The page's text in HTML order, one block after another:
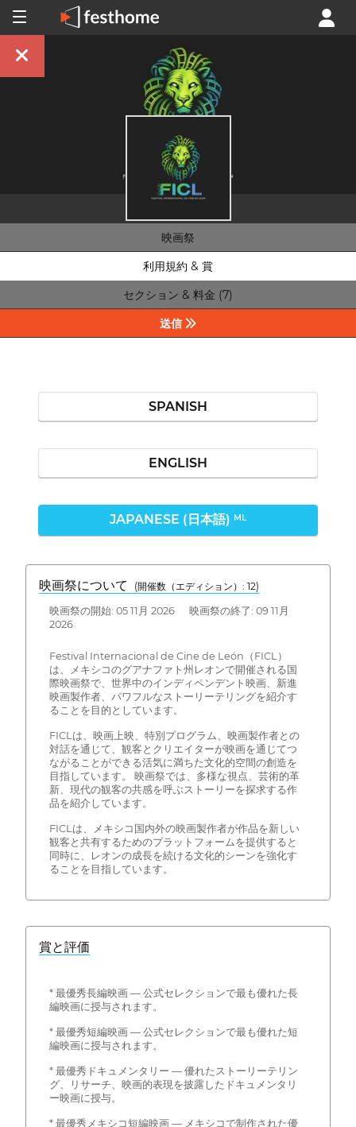
映画祭
利用規約 & 賞
セクション & 料金 (7)
送信
SPANISH
ENGLISH
JAPANESE (日本語) ML
映画祭について (開催数（エディション）: 12)
映画祭の開始: 05 11月 2026 映画祭の終了: 09 11月
2026
Festival Internacional de Cine de León（FICL）
は、メキシコのグアナファト州レオンで開催される国
際映画祭で、世界中のインディペンデント映画、新進
映画製作者、パワフルなストーリーテリングを紹介す
ることを目的としています。
FICLは、映画上映、特別プログラム、映画製作者との
対話を通じて、観客とクリエイターが映画を通じてつ
ながることができる活気に満ちた文化的空間の創造を
目指しています。 映画祭では、多様な視点、芸術的革
新、現代の観客の共感を呼ぶストーリーを探求する作
品を紹介しています。
FICLは、メキシコ国内外の映画製作者が作品を新しい
観客と共有するためのプラットフォームを提供すると
同時に、レオンの成長を続ける文化的シーンを強化す
ることを目指しています。
賞と評価
* 最優秀長編映画 — 公式セレクションで最も優れた長
編映画に授与されます。
* 最優秀短編映画 — 公式セレクションで最も優れた短
編映画に授与されます。
* 最優秀ドキュメンタリー — 優れたストーリーテリン
グ、リサーチ、映画的表現を披露したドキュメンタリ
ー映画に授与。
* 最優秀メキシコ短編映画 — メキシコで制作された優